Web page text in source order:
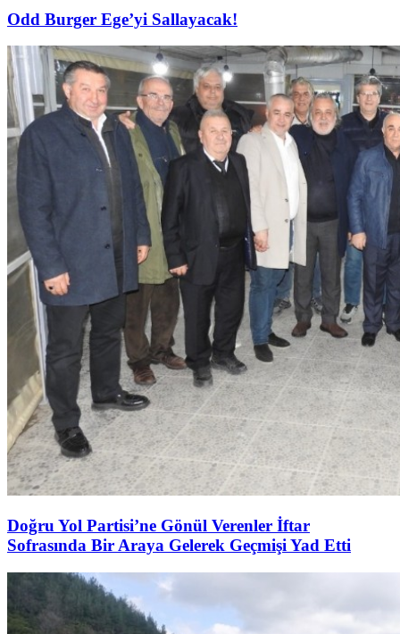
Odd Burger Ege’yi Sallayacak!
Doğru Yol Partisi’ne Gönül Verenler İftar
Sofrasında Bir Araya Gelerek Geçmişi Yad Etti